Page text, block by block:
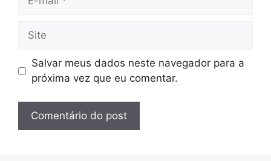
Site
Salvar meus dados neste navegador para a
próxima vez que eu comentar.